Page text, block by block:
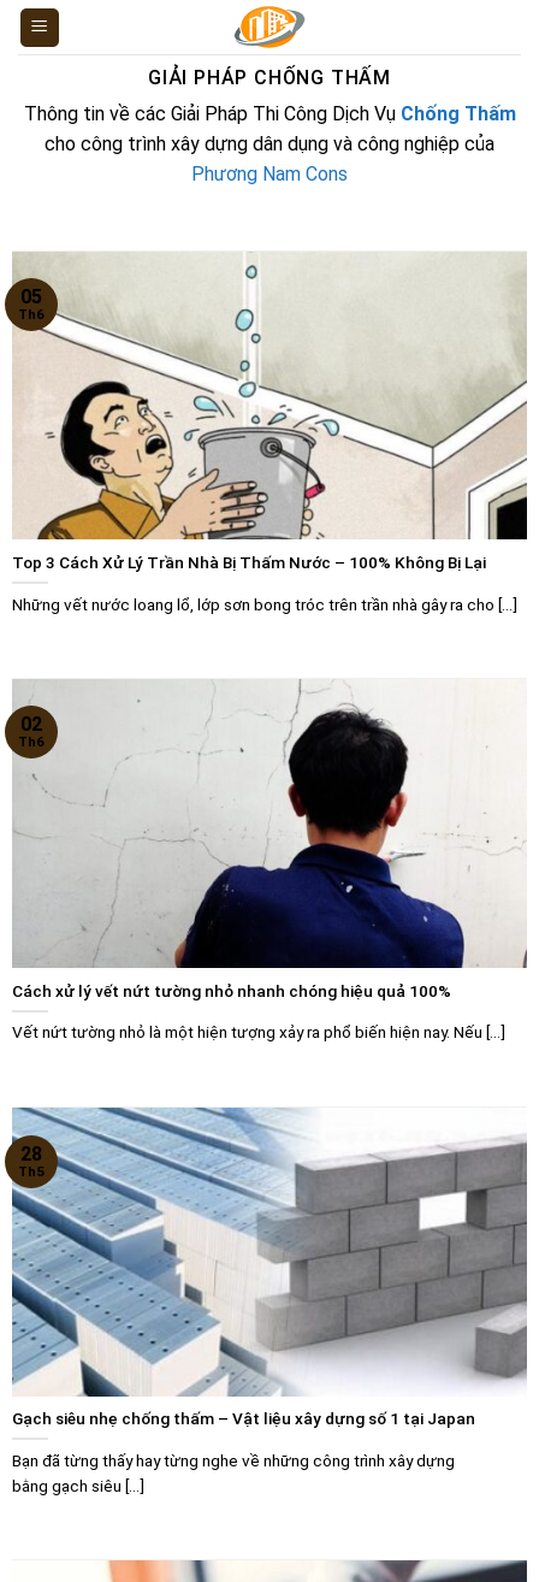
Skip
GIẢI PHÁP CHỐNG THẤM
Thông tin về các Giải Pháp Thi Công Dịch Vụ Chống Thấm
cho công trình xây dựng dân dụng và công nghiệp của
Phương Nam Cons
Top 3 Cách Xử Lý Trần Nhà Bị Thấm Nước – 100% Không Bị Lại
Những vết nước loang lổ, lớp sơn bong tróc trên trần nhà gây ra cho [...]
05
Th6
Cách xử lý vết nứt tường nhỏ nhanh chóng hiệu quả 100%
Vết nứt tường nhỏ là một hiện tượng xảy ra phổ biến hiện nay. Nếu [...]
02
Th6
Gạch siêu nhẹ chống thấm – Vật liệu xây dựng số 1 tại Japan
Bạn đã từng thấy hay từng nghe về những công trình xây dựng
bằng gạch siêu [...]
28
Th5